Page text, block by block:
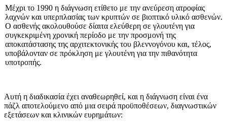
Μέχρι το 1990 η διάγνωση ετίθετο με την ανεύρεση ατροφίας
λαχνών και υπερπλασίας των κρυπτών σε βιοπτικό υλικό ασθενών.
Ο ασθενής ακολουθούσε δίαιτα ελεύθερη σε γλουτένη για
συγκεκριμένη χρονική περίοδο με την προσμονή της
αποκατάστασης της αρχιτεκτονι­κής του βλεννογόνου και, τέλος,
υποβάλονταν σε πρόκληση με γλουτένη για την πιθανότητα
υποτροπής.
Αυτή η διαδικασία έχει αναθεωρηθεί, και η διάγνωση εί­ναι ένα
πάζλ αποτελούμενο από μια σειρά προϋποθέσεων, διαγνωστικών
εξετάσεων και κλινικών ευρημάτων: